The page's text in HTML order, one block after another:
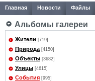
Главная Новости Файлы
Альбомы галереи
Жители [719]
Природа [4150]
Объекты [3682]
Улицы [4615]
События [995]